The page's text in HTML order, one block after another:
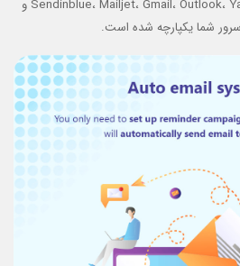
Sendinblue، Mailjet، Gmail، Outlook، Yahoo mail، mail PrestaShop و